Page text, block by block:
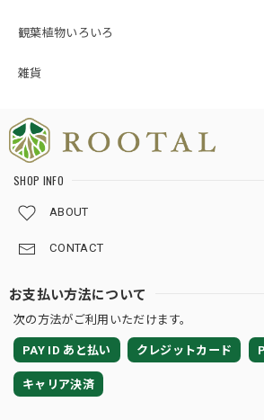
梱包が、ホントに丁寧です。植物の為に
した。
がとうございます🌿 TC Babyは
梱包方法や暑さ対策、発送のタ
イエローの生長や、日々の変化
育てていただけましたら幸いで
をいただき、心より感謝申し上
もROOTALをどうぞよろしくお
す。
観葉植物いろいろ
雑貨
SHOP INFO
ABOUT
CONTACT
お支払い方法について
次の方法がご利用いただけます。
PAY ID あと払い クレジットカード
キャリア決済